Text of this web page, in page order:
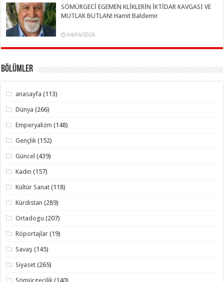
SÖMÜRGECİ EGEMEN KLİKLERİN İKTİDAR KAVGASI VE
MUTLAK BUTLAN! Hamit Baldemir
04/06/2026
Bölümler
anasayfa (113)
Dünya (266)
Emperyalizm (148)
Gençlik (152)
Güncel (439)
Kadın (157)
Kültür Sanat (118)
Kürdistan (289)
Ortadogu (207)
Röportajlar (19)
Savaş (145)
Siyaset (265)
Sömürgecilik (140)